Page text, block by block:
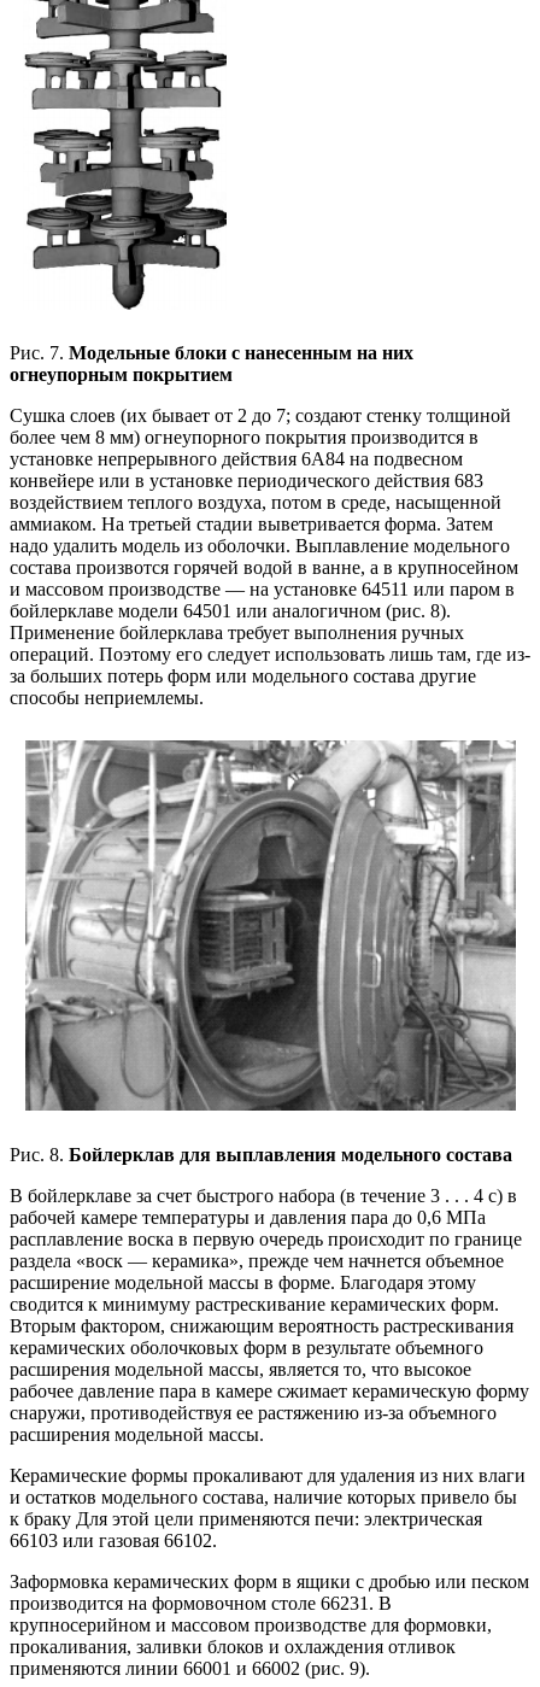
Рис. 7. Модельные блоки с нанесенным на них
огнеупорным покрытием
Сушка слоев (их бывает от 2 до 7; создают стенку толщиной
более чем 8 мм) огнеупорного покрытия производится в
установке непрерывного действия 6А84 на подвесном
конвейере или в установке периодического действия 683
воздействием теплого воздуха, потом в среде, насыщенной
аммиаком. На третьей стадии выветривается форма. Затем
надо удалить модель из оболочки. Выплавление модельного
состава произвотся горячей водой в ванне, а в крупносейном
и массовом производстве — на установке 64511 или паром в
бойлерклаве модели 64501 или аналогичном (рис. 8).
Применение бойлерклава требует выполнения ручных
операций. Поэтому его следует использовать лишь там, где из-
за больших потерь форм или модельного состава другие
способы неприемлемы.
Рис. 8. Бойлерклав для выплавления модельного состава
В бойлерклаве за счет быстрого набора (в течение 3 . . . 4 с) в
рабочей камере температуры и давления пара до 0,6 МПа
расплавление воска в первую очередь происходит по границе
раздела «воск — керамика», прежде чем начнется объемное
расширение модельной массы в форме. Благодаря этому
сводится к минимуму растрескивание керамических форм.
Вторым фактором, снижающим вероятность растрескивания
керамических оболочковых форм в результате объемного
расширения модельной массы, является то, что высокое
рабочее давление пара в камере сжимает керамическую форму
снаружи, противодействуя ее растяжению из-за объемного
расширения модельной массы.
Керамические формы прокаливают для удаления из них влаги
и остатков модельного состава, наличие которых привело бы
к браку Для этой цели применяются печи: электрическая
66103 или газовая 66102.
Заформовка керамических форм в ящики с дробью или песком
производится на формовочном столе 66231. В
крупносерийном и массовом производстве для формовки,
прокаливания, заливки блоков и охлаждения отливок
применяются линии 66001 и 66002 (рис. 9).